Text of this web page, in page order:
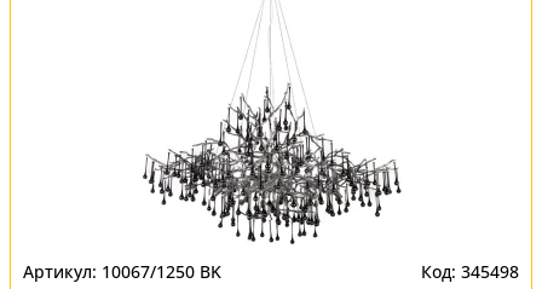
10067/1250 BK 345498